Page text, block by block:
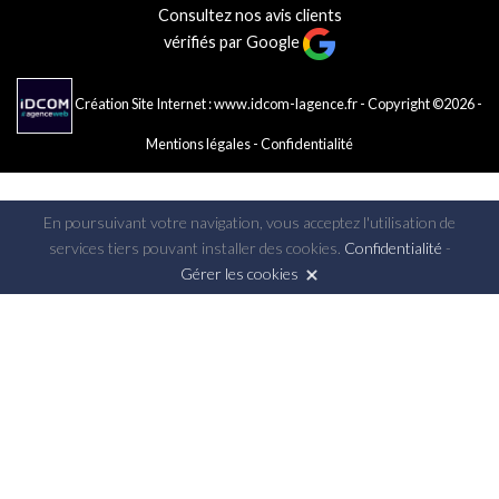
Consultez nos avis clients
vérifiés par Google
Création Site Internet : www.idcom-lagence.fr- Copyright ©2026 -
Mentions légales-Confidentialité
En poursuivant votre navigation, vous acceptez l'utilisation de
services tiers pouvant installer des cookies. Confidentialité -
Gérer les cookies